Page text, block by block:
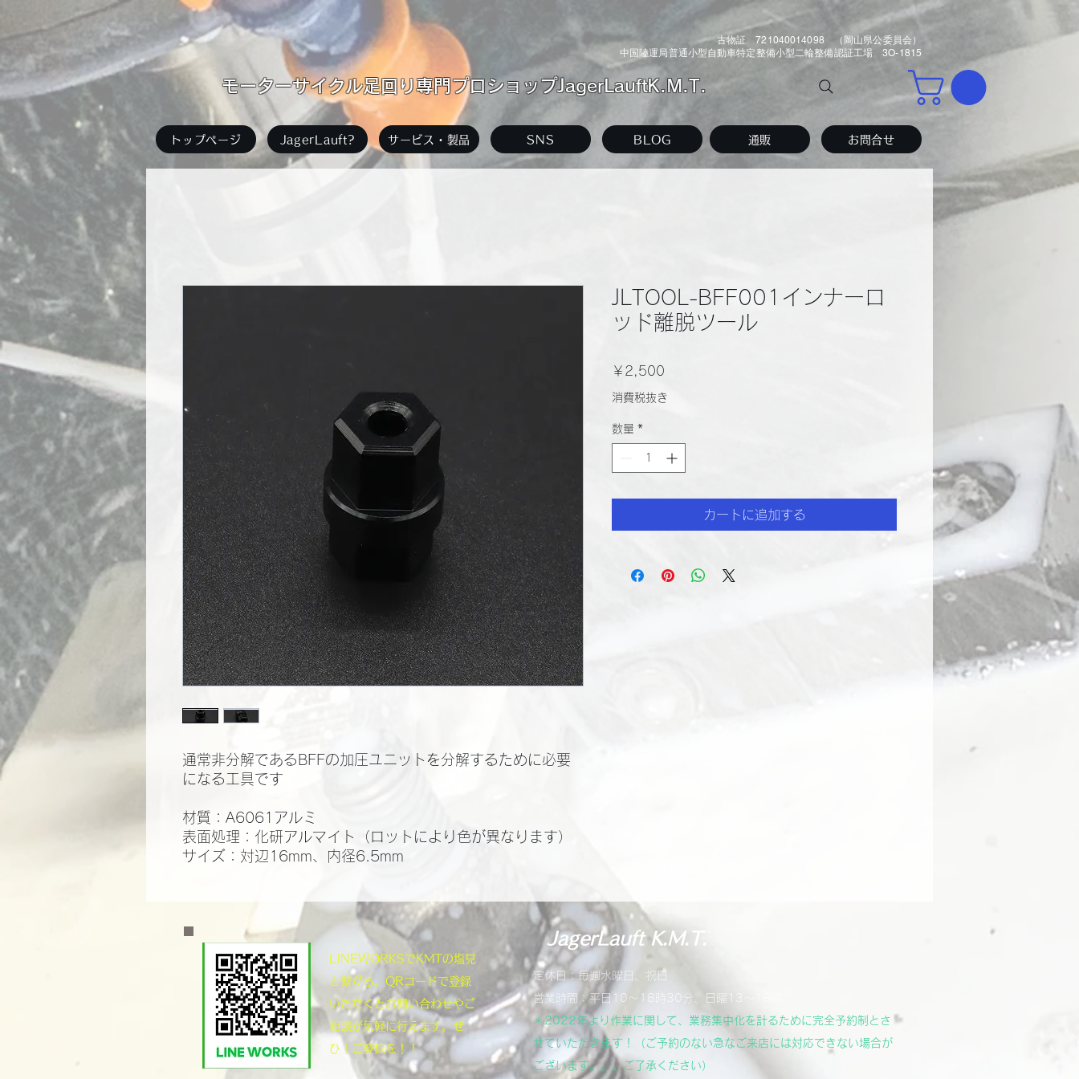
古物証 721040014098 （岡山県公委員会）
中国陸運局普通小型自動車特定整備小型二輪整備認証工場 3O-1815
​モーターサイクル足回り専門プロショップJagerLauftK.M.T.
トップページ JagerLauft? サービス・製品 SNS BLOG 通販 お問合せ
通常非分解であるBFFの加圧ユニットを分解するために必要
になる工具です
材質：A6061アルミ
表面処理：化研アルマイト（ロットにより色が異なります）
サイズ：対辺16mm、内径6.5mm
JLTOOL-BFF001インナーロ
ッド離脱ツール
￥2,500
格
消費税抜き
数量 *
カートに追加する
​LINEWORKSでKMTの塩見
と繋がる。QRコードで登録
いただくとお問い合わせやご
相談が気軽に行えます。ぜ
ひ！ご登録を！！
JagerLauft K.M.T.
定休日：毎週水曜日、祝日
営業時間：平日10～18時30分、日曜13～18時
＊2022年より作業に関して、業務集中化を計るために完全予約制とさ
せていただきます！（ご予約のない急なご来店には対応できない場合が
ございます。。。ご了承ください）